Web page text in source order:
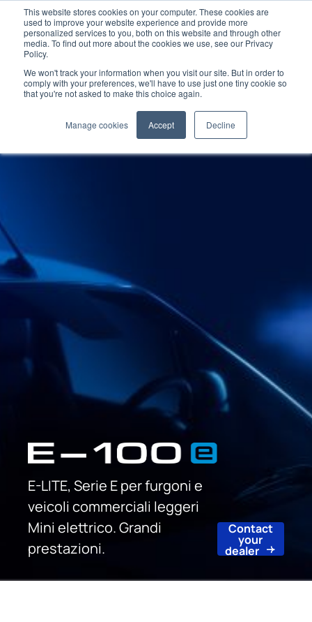
This website stores cookies on your computer. These cookies are
used to improve your website experience and provide more
personalized services to you, both on this website and through other
media. To find out more about the cookies we use, see our Privacy
Policy.
We won't track your information when you visit our site. But in order to
comply with your preferences, we'll have to use just one tiny cookie so
that you're not asked to make this choice again.
Manage cookies Accept Decline
E-LITE, Serie E per furgoni e
veicoli commerciali leggeri
Mini elettrico. Grandi
prestazioni.
Contact
your
dealer